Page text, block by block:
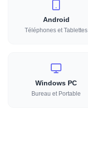
Android
Téléphones et Tablettes
Windows PC
Bureau et Portable